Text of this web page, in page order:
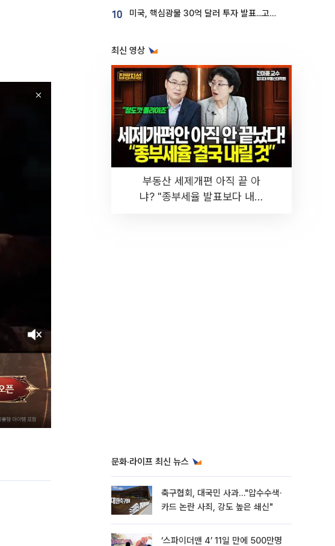
10 미국, 핵심광물 30억 달러 투자 발표...고려아연 대미투자 언급
최신 영상
부동산 세제개편 아직 끝 아
냐? "종부세율 발표보다 내릴
문화·라이프 최신 뉴스
축구협회, 대국민 사과…"압수수색·
카드 논란 사죄, 강도 높은 쇄신"
‘스파이더맨 4’ 11일 만에 500만명